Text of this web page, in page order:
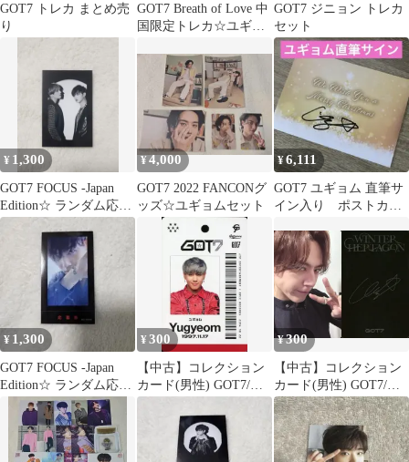
GOT7 トレカ まとめ売
り
GOT7 Breath of Love 中
国限定トレカ☆ユギョ
GOT7 ジニョン トレカ
セット
¥ 1,300
GOT7 FOCUS -Japan
Edition☆ ランダム応募
券⑭
¥4,000
GOT7 2022 FANCONグ
ッズ☆ユギョムセット
¥6,111
GOT7 ユギョム 直筆サ
イン入り ポストカー
¥ 1,300
GOT7 FOCUS -Japan
Edition☆ ランダム応募
¥300
【中古】コレクション
カード(男性) GOT7/ユ
ギョム/CD「AROUND
THE WORLD」特典ト
¥300
【中古】コレクション
カード(男性) GOT7/ユ
ギョム(Yugyeom)/裏面
黒・印刷サイン入
り/CD「WINTER
HEPTAGON」